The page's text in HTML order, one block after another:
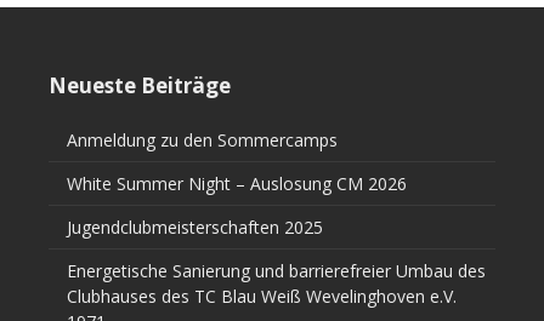
Neueste Beiträge
Anmeldung zu den Sommercamps
White Summer Night – Auslosung CM 2026
Jugendclubmeisterschaften 2025
Energetische Sanierung und barrierefreier Umbau des
Clubhauses des TC Blau Weiß Wevelinghoven e.V.